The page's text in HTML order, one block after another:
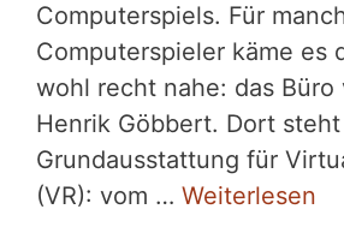
Computerspiels. Für
Computerspieler käme es
wohl recht nahe: das Büro
Henrik Göbbert. Dort
Grundausstattung für
(VR): vom … Weiterlesen